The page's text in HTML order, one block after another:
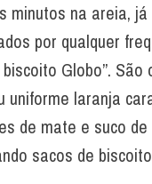
minutos na areia,
por qualquer
Globo”. São
uniforme laranja
de mate e suco
sacos de